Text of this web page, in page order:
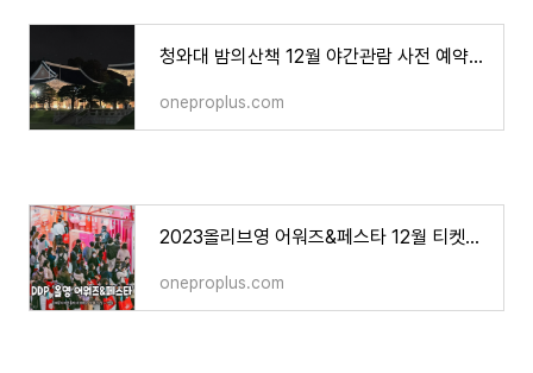
청와대 밤의산책 12월 야간관람 사전 예약신청 방법
oneproplus.com
2023올리브영 어워즈&페스타 12월 티켓오픈 정보
oneproplus.com